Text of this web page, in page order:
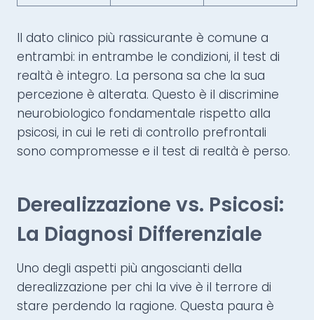
Il dato clinico più rassicurante è comune a
entrambi: in entrambe le condizioni, il test di
realtà è integro. La persona sa che la sua
percezione è alterata. Questo è il discrimine
neurobiologico fondamentale rispetto alla
psicosi, in cui le reti di controllo prefrontali
sono compromesse e il test di realtà è perso.
Derealizzazione vs. Psicosi:
La Diagnosi Differenziale
Uno degli aspetti più angoscianti della
derealizzazione per chi la vive è il terrore di
stare perdendo la ragione. Questa paura è